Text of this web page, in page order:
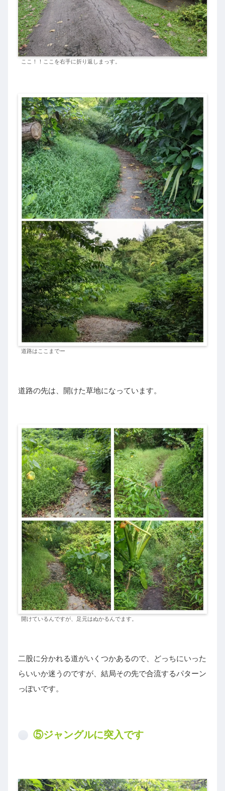
ここ！！ここを右手に折り返しまっす。
道路はここまでー
道路の先は、開けた草地になっています。
開けているんですが、足元はぬかるんでます。
二股に分かれる道がいくつかあるので、どっちにいった
らいいか迷うのですが、結局その先で合流するパターン
っぽいです。
⑤ジャングルに突入です